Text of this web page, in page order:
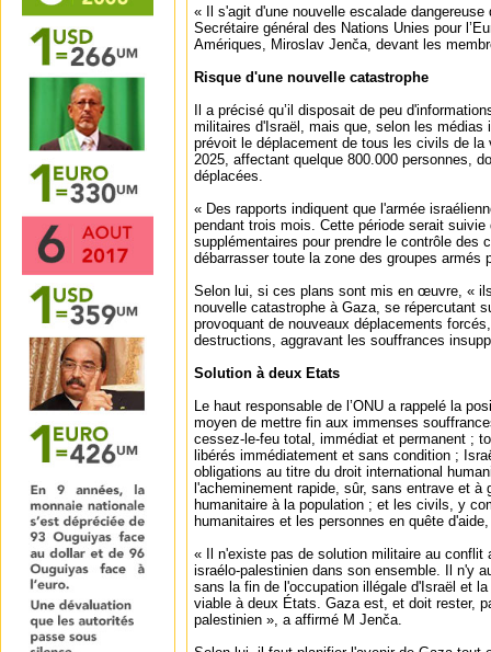
« Il s'agit d'une nouvelle escalade
Secrétaire général des Nations Unies pour
Amériques, Miroslav Jenča, devant les
Risque d'une nouvelle catastrophe
Il a précisé qu’il disposait de peu
militaires d'Israël, mais que, selon les médias
prévoit le déplacement de tous les civils de
2025, affectant quelque 800.000 personnes,
déplacées.
« Des rapports indiquent que l'armée
pendant trois mois. Cette période serait suivie
supplémentaires pour prendre le contrôle des
débarrasser toute la zone des groupes armés
Selon lui, si ces plans sont mis en œuvre, «
nouvelle catastrophe à Gaza, se répercutant
provoquant de nouveaux déplacements
destructions, aggravant les souffrances
Solution à deux Etats
Le haut responsable de l’ONU a rappelé la
moyen de mettre fin aux immenses
cessez-le-feu total, immédiat et permanent ;
libérés immédiatement et sans condition ;
obligations au titre du droit international
l'acheminement rapide, sûr, sans entrave et à
humanitaire à la population ; et les civils, y
humanitaires et les personnes en quête
« Il n'existe pas de solution militaire au conflit
israélo-palestinien dans son ensemble. Il n'y
sans la fin de l'occupation illégale d'Israël et
viable à deux États. Gaza est, et doit rester,
palestinien », a affirmé M Jenča.